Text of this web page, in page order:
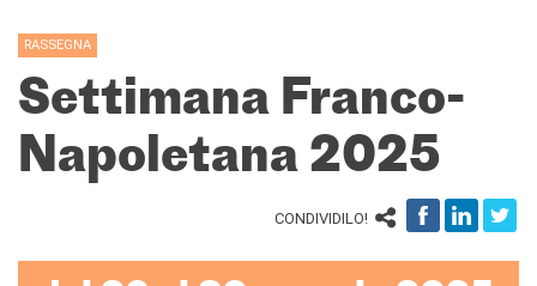
DALF
Corsi per bambini e
ragazzi
Corsi individuali e su
Scuole
RASSEGNA
Settimana Franco-
Napoletana 2025
CONDIVIDILO!